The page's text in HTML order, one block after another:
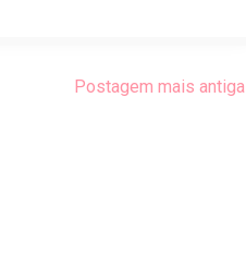
Postagem mais antiga